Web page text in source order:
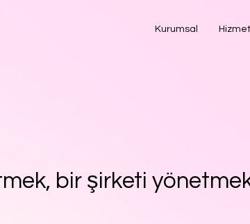
Kurumsal
bir şirketi